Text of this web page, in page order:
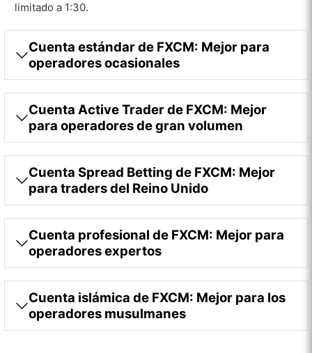
limitado a 1:30.
Cuenta estándar de FXCM: Mejor para
operadores ocasionales
Cuenta Active Trader de FXCM: Mejor
para operadores de gran volumen
Cuenta Spread Betting de FXCM: Mejor
para traders del Reino Unido
Cuenta profesional de FXCM: Mejor para
operadores expertos
Cuenta islámica de FXCM: Mejor para los
operadores musulmanes